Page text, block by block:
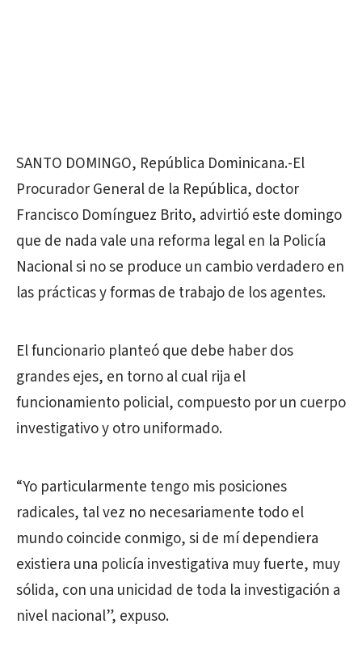
SANTO DOMINGO, República Dominicana.-El
Procurador General de la República, doctor
Francisco Domínguez Brito, advirtió este domingo
que de nada vale una reforma legal en la Policía
Nacional si no se produce un cambio verdadero en
las prácticas y formas de trabajo de los agentes.
El funcionario planteó que debe haber dos
grandes ejes, en torno al cual rija el
funcionamiento policial, compuesto por un cuerpo
investigativo y otro uniformado.
“Yo particularmente tengo mis posiciones
radicales, tal vez no necesariamente todo el
mundo coincide conmigo, si de mí dependiera
existiera una policía investigativa muy fuerte, muy
sólida, con una unicidad de toda la investigación a
nivel nacional”, expuso.